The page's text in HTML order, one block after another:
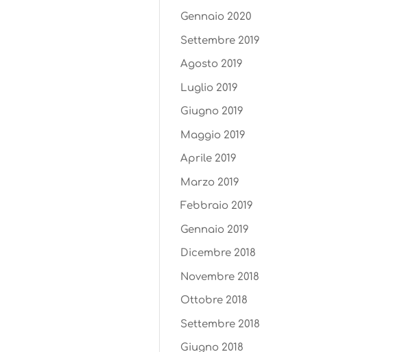
Gennaio 2020
Settembre 2019
Agosto 2019
Luglio 2019
Giugno 2019
Maggio 2019
Aprile 2019
Marzo 2019
Febbraio 2019
Gennaio 2019
Dicembre 2018
Novembre 2018
Ottobre 2018
Settembre 2018
Giugno 2018